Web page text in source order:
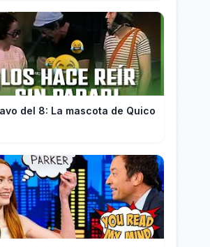
del 8: La mascota de Quico